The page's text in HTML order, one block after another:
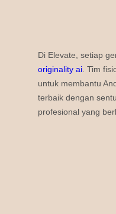
Di Elevate, setiap
originality ai . Tim
untuk membantu
terbaik dengan
profesional yang